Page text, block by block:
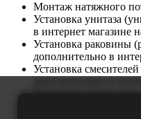
Монтаж натяжного
Установка унитаза
в интернет магазине
Установка раковины
дополнительно в
Установка
Установка ванны